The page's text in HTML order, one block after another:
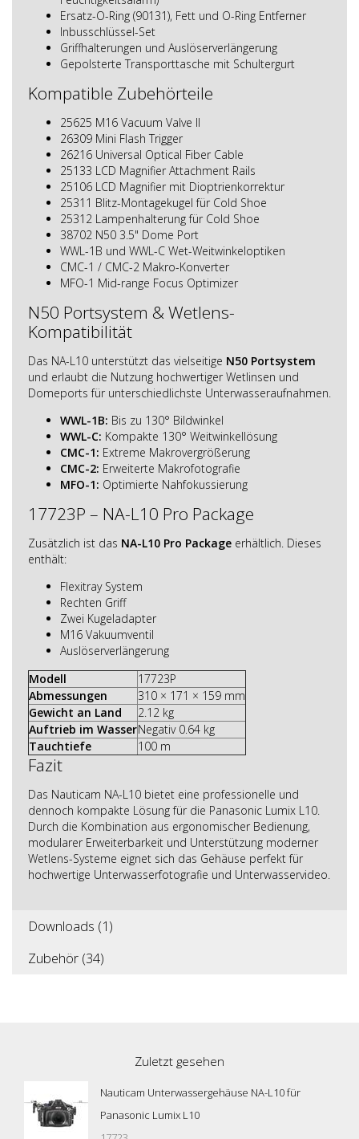
Ersatz-O-Ring (90131), Fett und O-Ring Entferner
Inbusschlüssel-Set
Griffhalterungen und Auslöserverlängerung
Gepolsterte Transporttasche mit Schultergurt
Kompatible Zubehörteile
25625 M16 Vacuum Valve II
26309 Mini Flash Trigger
26216 Universal Optical Fiber Cable
25133 LCD Magnifier Attachment Rails
25106 LCD Magnifier mit Dioptrienkorrektur
25311 Blitz-Montagekugel für Cold Shoe
25312 Lampenhalterung für Cold Shoe
38702 N50 3.5" Dome Port
WWL-1B und WWL-C Wet-Weitwinkeloptiken
CMC-1 / CMC-2 Makro-Konverter
MFO-1 Mid-range Focus Optimizer
N50 Portsystem & Wetlens-
Kompatibilität
Das NA-L10 unterstützt das vielseitige N50 Portsystem
und erlaubt die Nutzung hochwertiger Wetlinsen und
Domeports für unterschiedlichste Unterwasseraufnahmen.
WWL-1B: Bis zu 130° Bildwinkel
WWL-C: Kompakte 130° Weitwinkellösung
CMC-1: Extreme Makrovergrößerung
CMC-2: Erweiterte Makrofotografie
MFO-1: Optimierte Nahfokussierung
17723P – NA-L10 Pro Package
Zusätzlich ist das NA-L10 Pro Package erhältlich. Dieses
enthält:
Flexitray System
Rechten Griff
Zwei Kugeladapter
M16 Vakuumventil
Auslöserverlängerung
Modell
17723P
Abmessungen
310 × 171 × 159 mm
Gewicht an Land
2.12 kg
Auftrieb im WasserNegativ 0.64 kg
Tauchtiefe
100 m
Fazit
Das Nauticam NA-L10 bietet eine professionelle und
dennoch kompakte Lösung für die Panasonic Lumix L10.
Durch die Kombination aus ergonomischer Bedienung,
modularer Erweiterbarkeit und Unterstützung moderner
Wetlens-Systeme eignet sich das Gehäuse perfekt für
hochwertige Unterwasserfotografie und Unterwasservideo.
Downloads (1)
Zubehör (34)
Zuletzt gesehen
Nauticam Unterwassergehäuse NA-L10 für
Panasonic Lumix L10